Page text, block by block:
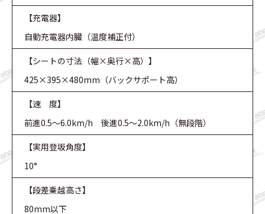
【充電器】
自動充電器内臓（温度補正付）
【シートの寸法（幅×奥行×高）】
425×395×480mm（バックサポート高）
【速 度】
前進0.5～6.0km/h 後進0.5～2.0km/h（無段階）
【実用登坂角度】
10°
【段差乗越高さ】
80mm以下